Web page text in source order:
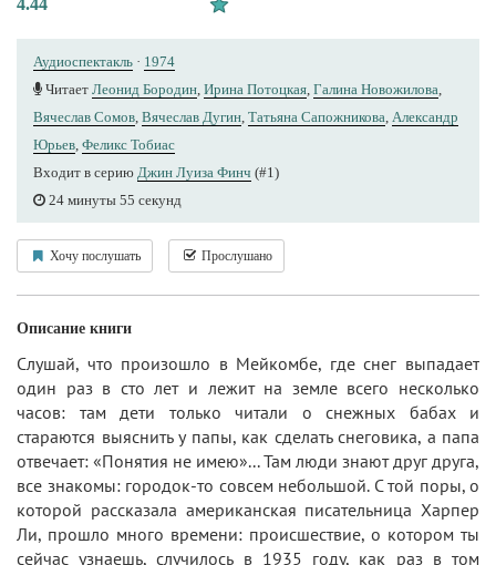
4.44
Аудиоспектакль · 1974
Читает Леонид Бородин, Ирина Потоцкая, Галина Новожилова,
Вячеслав Сомов, Вячеслав Дугин, Татьяна Сапожникова, Александр
Юрьев, Феликс Тобиас
Входит в серию Джин Луиза Финч (#1)
24 минуты 55 секунд
Хочу послушать Прослушано
Описание книги
Слушай, что произошло в Мейкомбе, где снег выпадает
один раз в сто лет и лежит на земле всего несколько
часов: там дети только читали о снежных бабах и
стараются выяснить у папы, как сделать снеговика, а папа
отвечает: «Понятия не имею»... Там люди знают друг друга,
все знакомы: городок-то совсем небольшой. С той поры, о
которой рассказала американская писательница Харпер
Ли, прошло много времени: происшествие, о котором ты
сейчас узнаешь, случилось в 1935 году, как раз в том